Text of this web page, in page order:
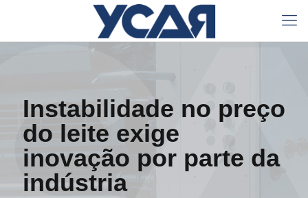
Instabilidade no preço
do leite exige
inovação por parte da
indústria